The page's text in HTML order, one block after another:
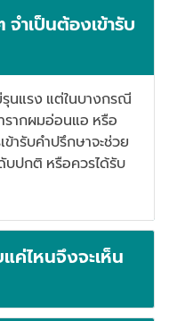
ำเป็นต้องเข้ารับ
นแรง แต่ในบางกรณี
ากผมอ่อนแอ หรือ
ารับคำปรึกษาจะช่วย
บปกติ หรือควรได้รับ
ค่ไหนจึงจะเห็น